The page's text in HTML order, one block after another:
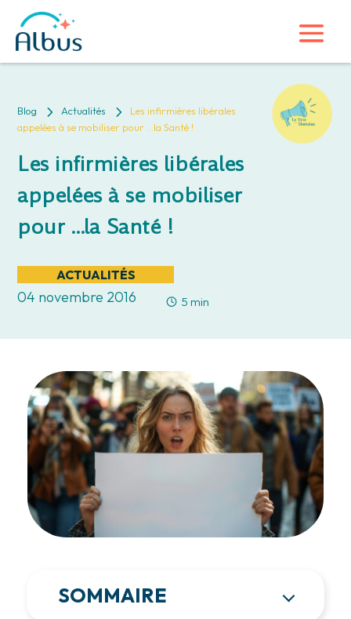
Blog 5 Actualités 5
Les infirmières libérales
appelées à se mobiliser pour …la Santé !
Les infirmières libérales
appelées à se mobiliser
pour …la Santé !
ACTUALITÉS
04 novembre 2016 5 min
SOMMAIRE